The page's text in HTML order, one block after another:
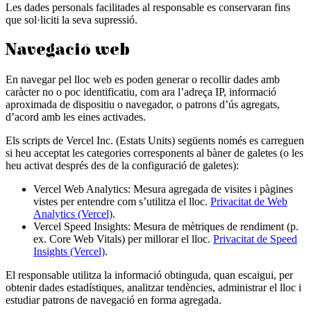
Les dades personals facilitades al responsable es conservaran fins
que sol·liciti la seva supressió.
Navegació web
En navegar pel lloc web es poden generar o recollir dades amb
caràcter no o poc identificatiu, com ara l’adreça IP, informació
aproximada de dispositiu o navegador, o patrons d’ús agregats,
d’acord amb les eines activades.
Els scripts de Vercel Inc. (Estats Units) següents només es carreguen
si heu acceptat les categories corresponents al bàner de galetes (o les
heu activat després des de la configuració de galetes):
Vercel Web Analytics: Mesura agregada de visites i pàgines
vistes per entendre com s’utilitza el lloc. Privacitat de Web
Analytics (Vercel).
Vercel Speed Insights: Mesura de mètriques de rendiment (p.
ex. Core Web Vitals) per millorar el lloc. Privacitat de Speed
Insights (Vercel).
El responsable utilitza la informació obtinguda, quan escaigui, per
obtenir dades estadístiques, analitzar tendències, administrar el lloc i
estudiar patrons de navegació en forma agregada.